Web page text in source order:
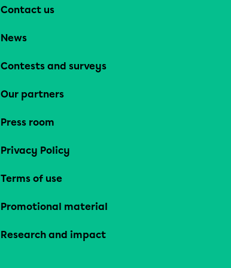
Contact us
News
Contests and surveys
Our partners
Press room
Privacy Policy
Terms of use
Promotional material
Research and impact